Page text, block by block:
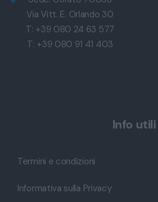
Via Vitt. E. Orlando 30
T: +39 080 24 63 577
T: +39 080 91 41 403
Info utili
Termini e condizioni
Informativa sulla Privacy